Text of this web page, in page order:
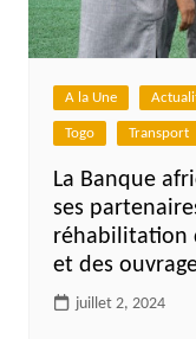
A la Une
Togo Transport
La Banque
ses
réhabilitation
et des
juillet 2, 2024